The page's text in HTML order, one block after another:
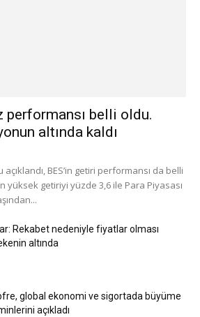
performansı belli oldu.
altında kaldı
BES’in getiri performansı da belli
yüksek getiriyi yüzde 3,6 ile Para Piyasası
Rekabet nedeniyle fiyatlar olması
altında
global ekonomi ve sigortada büyüme
açıkladı